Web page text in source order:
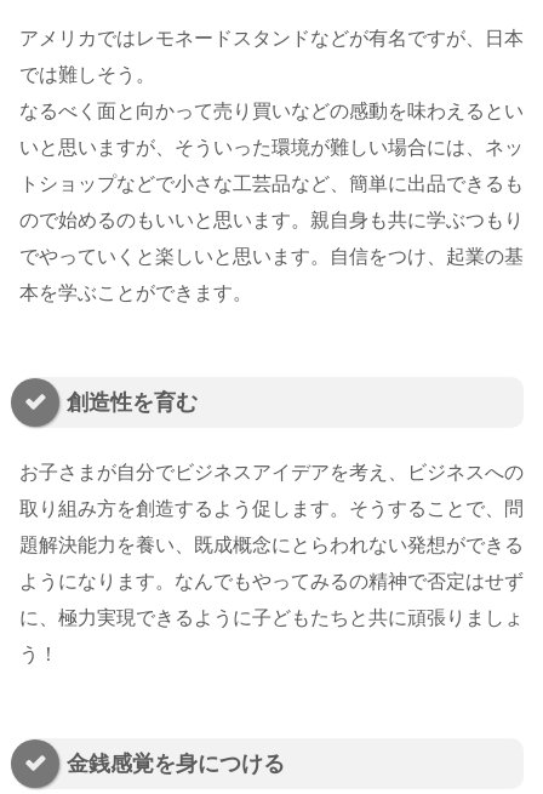
アメリカではレモネードスタンドなどが有名ですが、日本
では難しそう。
なるべく面と向かって売り買いなどの感動を味わえるとい
いと思いますが、そういった環境が難しい場合には、ネッ
トショップなどで小さな工芸品など、簡単に出品できるも
ので始めるのもいいと思います。親自身も共に学ぶつもり
でやっていくと楽しいと思います。自信をつけ、起業の基
本を学ぶことができます。
創造性を育む
お子さまが自分でビジネスアイデアを考え、ビジネスへの
取り組み方を創造するよう促します。そうすることで、問
題解決能力を養い、既成概念にとらわれない発想ができる
ようになります。なんでもやってみるの精神で否定はせず
に、極力実現できるように子どもたちと共に頑張りましょ
う！
金銭感覚を身につける